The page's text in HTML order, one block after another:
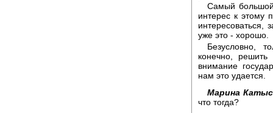
Самый большой
интерес к этому
интересоваться,
уже это - хорошо.
Безусловно,
конечно,
внимание
нам это удается.
Марина
что тогда?